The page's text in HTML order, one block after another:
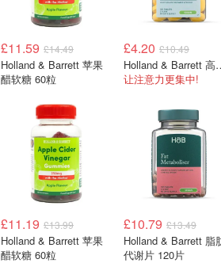
£11.59 £14.49
Holland & Barrett 苹果
醋软糖 60粒
£4.20 £10.49
Holland &
让注意力更集中!
£11.19 £13.99
Holland & Barrett 苹果
醋软糖 60粒
£10.79 £13.49
Holland & Barrett 脂
代谢片 120片